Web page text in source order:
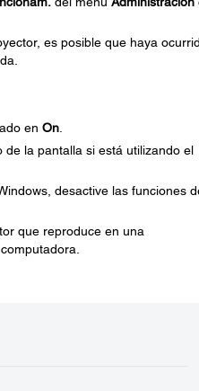
es posible que haya
en On.
de la pantalla si está utilizando el
desactive las funciones
que reproduce en una